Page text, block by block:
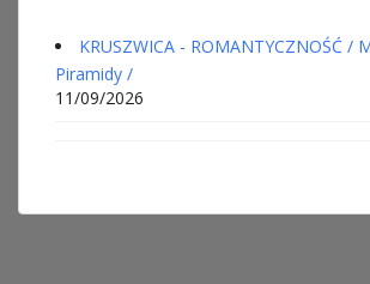
KRUSZWICA - ROMANTYCZNOŚĆ /
Piramidy /
11/09/2026